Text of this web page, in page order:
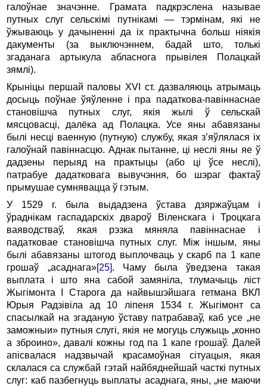
галоўнае значэнне. Грамата падкрэслена называе
путных слуг сельскімі путнікамі — тэрмінам, які не
ўжываюць у дачыненні да іх практычна больш ніякія
дакументы (за выключэннем, бадай што, толькі
згаданага артыкула абласнога прывілея Полацкай
зямлі).
Крыніцы першай паловы XVI ст. дазваляюць атрымаць
досыць поўнае ўяўленне і пра падаткова-павіннаснае
становішча путных слуг, якія жылі ў сельскай
мясцовасці, далёка ад Полацка. Усе яны абавязаны
былі несці ваенную (путную) службу, якая з’яўлялася іх
галоўнай павіннасцю. Аднак пытанне, ці неслі яны яе ў
дадзены перыяд на практыцы (або ці ўсе неслі),
патрабуе дадатковага вывучэння, бо шэраг фактаў
прымушае сумнявацца ў гэтым.
У 1529 г. была выдадзена ўстава дзяржаўцам і
ўраднікам гаспадарскіх двароў Віленскага і Троцкага
ваяводстваў, якая рэзка мяняла павіннаснае і
падатковае становішча путных слуг. Між іншым, яны
былі абавязаны штогод выплочваць у скарб па 1 капе
грошаў „асаднага»[25]. Чаму была ўведзена такая
выплата і што яна сабой замяніла, тлумачыць ліст
Жыгімонта I Старога да найвышэйшага гетмана ВКЛ
Юрыя Радзівіла ад 10 ліпеня 1534 г. Жыгімонт са
спасылкай на згаданую ўставу патрабаваў, каб усе „не
заможныи» путныя слугі, якія не могуць служыць „конно
а зброино», давалі кожны год па 1 капе грошаў. Далей
апісвалася надзвычай красамоўная сітуацыя, якая
склалася са службай гэтай найбяднейшай часткі путных
слуг: каб пазбегнуць выплаты асаднага, яны, „не маючи